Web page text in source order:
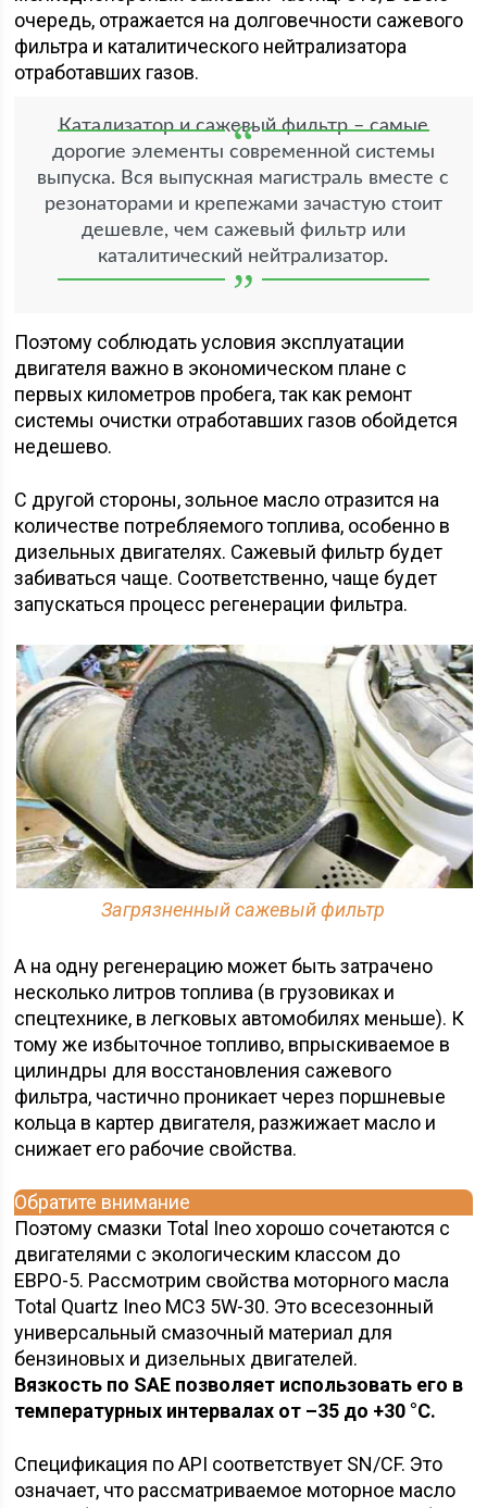
очередь, отражается на долговечности сажевого
фильтра и каталитического нейтрализатора
отработавших газов.
Катализатор и сажевый фильтр – самые
дорогие элементы современной системы
выпуска. Вся выпускная магистраль вместе с
резонаторами и крепежами зачастую стоит
дешевле, чем сажевый фильтр или
каталитический нейтрализатор.
Поэтому соблюдать условия эксплуатации
двигателя важно в экономическом плане с
первых километров пробега, так как ремонт
системы очистки отработавших газов обойдется
недешево.
С другой стороны, зольное масло отразится на
количестве потребляемого топлива, особенно в
дизельных двигателях. Сажевый фильтр будет
забиваться чаще. Соответственно, чаще будет
запускаться процесс регенерации фильтра.
Загрязненный сажевый фильтр
А на одну регенерацию может быть затрачено
несколько литров топлива (в грузовиках и
спецтехнике, в легковых автомобилях меньше). К
тому же избыточное топливо, впрыскиваемое в
цилиндры для восстановления сажевого
фильтра, частично проникает через поршневые
кольца в картер двигателя, разжижает масло и
снижает его рабочие свойства.
Обратите внимание
Поэтому смазки Total Ineo хорошо сочетаются с
двигателями с экологическим классом до
ЕВРО-5. Рассмотрим свойства моторного масла
Total Quartz Ineo MC3 5W-30. Это всесезонный
универсальный смазочный материал для
бензиновых и дизельных двигателей.
Вязкость по SAE позволяет использовать его в
температурных интервалах от –35 до +30 °C.
Спецификация по API соответствует SN/CF. Это
означает, что рассматриваемое моторное масло